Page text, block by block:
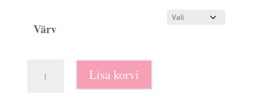
Värv
Lisa korvi